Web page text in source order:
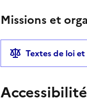
Missions et
Textes de loi